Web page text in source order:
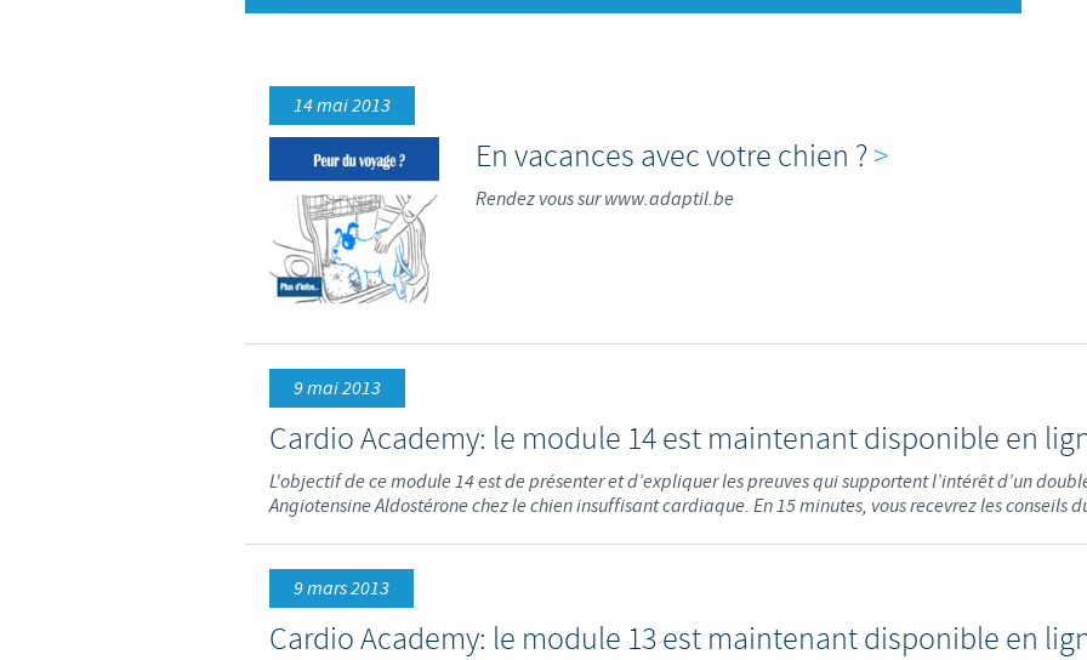
Malaysia
Peru
Philippines
Vous quittez le site pays pour accéder à un autre site du groupe.
pertinente à l'usage dans votre pays.
14 mai 2013
En vacances avec votre chien ?>
Rendez vous sur www.adaptil.be
9 mai 2013
Cardio Academy: le module 14 est maintenant disponible en
L'objectif de ce module 14 est de présenter et d’expliquer les preuves qui supportent l’intérêt d’un
Angiotensine Aldostérone chez le chien insuffisant cardiaque. En 15 minutes, vous recevrez les conseils
9 mars 2013
Cardio Academy: le module 13 est maintenant disponible en